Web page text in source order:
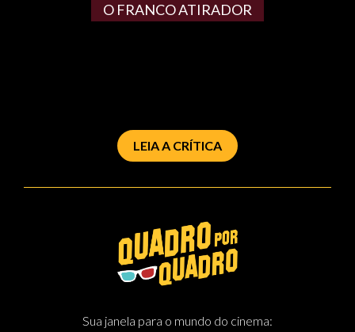
O FRANCO ATIRADOR
LEIA A CRÍTICA
Sua janela para o mundo do cinema: